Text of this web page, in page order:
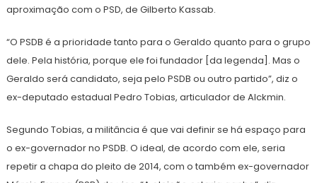
aproximação com o PSD, de Gilberto Kassab.
“O PSDB é a prioridade tanto para o Geraldo quanto para o grupo
dele. Pela história, porque ele foi fundador [da legenda]. Mas o
Geraldo será candidato, seja pelo PSDB ou outro partido”, diz o
ex-deputado estadual Pedro Tobias, articulador de Alckmin.
Segundo Tobias, a militância é que vai definir se há espaço para
o ex-governador no PSDB. O ideal, de acordo com ele, seria
repetir a chapa do pleito de 2014, com o também ex-governador